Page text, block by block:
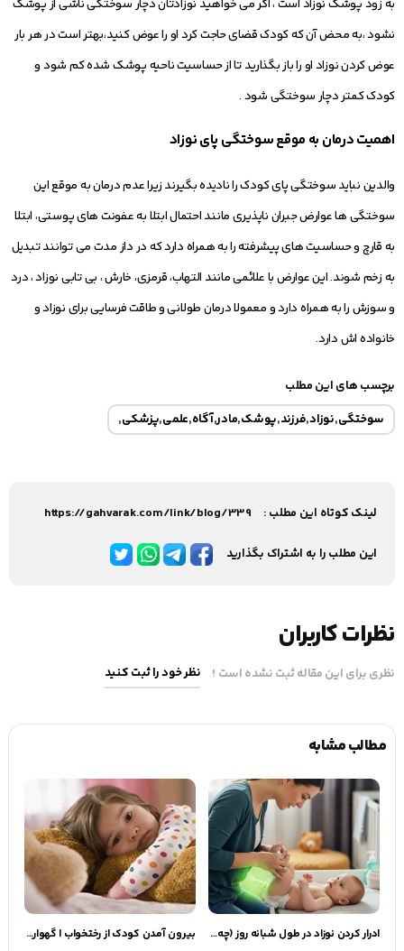
به زود پوشک نوزاد است ، اگر می خواهید نوزادتان دچار سوختگی ناشی از پوشک
نشود ،به محض آن که کودک قضای حاجت کرد او را عوض کنید،بهتر است در هر بار
عوض کردن نوزاد او را باز بگذارید تا از حساسیت ناحیه پوشک شده کم شود و
کودک کمتر دچار سوختگی شود .
اهمیت درمان به موقع سوختگی پای نوزاد
والدین نباید سوختگی پای کودک را نادیده بگیرند زیرا عدم درمان به موقع این
سوختگی ها عوارض جبران ناپذیری مانند احتمال ابتلا به عفونت های پوستی، ابتلا
به قارچ و حساسیت های پیشرفته را به همراه دارد که در داز مدت می توانند تبدیل
به زخم شوند. این عوارض با علائمی مانند التهاب، قرمزی، خارش ، بی تابی نوزاد ، درد
و سوزش را به همراه دارد و معمولا درمان طولانی و طاقت فرسایی برای نوزاد و
خانواده اش دارد.
برچسب های این مطلب
سوختگی٬نوزاد٬فرزند٬پوشک٬مادر٬آگاه٬علمی٬پزشکی٬
لینک کوتاه این مطلب : https://gahvarak.com/link/blog/339
این مطلب را به اشتراک بگذارید
نظرات کاربران
نظری برای این مقاله ثبت نشده است ! نظر خود را ثبت کنید
مطالب مشابه
ادرار کردن نوزاد در طول شبانه روز (چه کار کنیم نوزاد ادرار کند) بیرون آمدن کودک از رختخواب | گهوارک